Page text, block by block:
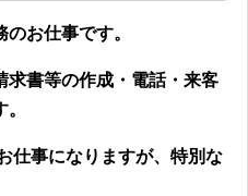
お仕事です。
書等の作成・電話・来客
仕事になりますが、特別な